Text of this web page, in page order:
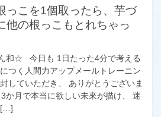
他の根っこもとれちゃっ
和☆ 今日も 1日たった4分で考える
つく人間力アップメールトレーニン
していただき、 ありがとうございま
月で本当に欲しい未來が描け、 迷
[…]